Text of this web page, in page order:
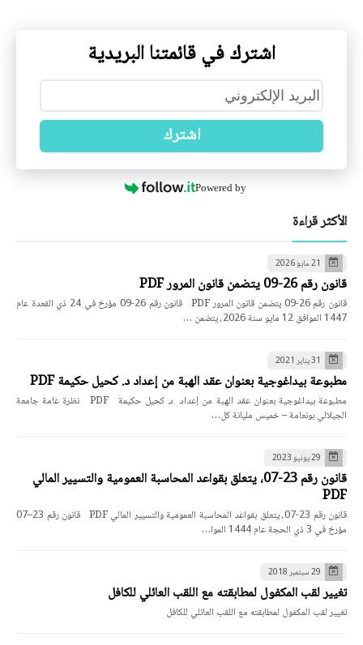
اشترك في قائمتنا البريدية
اشترك
Powered by
الأكثر قراءة
21 مايو 2026
قانون رقم 26-09 يتضمن قانون المرور PDF
قانون رقم 26-09 يتضمن قانون المرور PDF قانون رقم 26-09 مؤرخ في 24 ذي القعدة عام
1447 الموافق 12 مايو سنة 2026، يتضمن …
31 يناير 2021
مطبوعة بيداغوجية بعنوان عقد الهبة من إعداد د. كحيل حكيمة PDF
مطبوعة بيداغوجية بعنوان عقد الهبة من إعداد د. كحيل حكيمة PDF نظرة عامة جامعة
الجيلالي بونعامة – خميس مليانة كل…
29 يونيو 2023
قانون رقم 23-07، يتعلق بقواعد المحاسبة العمومية والتسيير المالي
PDF
قانون رقم 23-07، يتعلق بقواعد المحاسبة العمومية والتسيير المالي PDF قانون رقم 23–07
مؤرخ في 3 ذي الحجة عام 1444 الموا…
29 سبتمبر 2018
تغيير لقب المكفول لمطابقته مع اللقب العائلي للكافل
تغيير لقب المكفول لمطابقته مع اللقب العائلي للكافل